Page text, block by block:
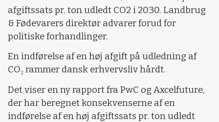
afgiftssats pr. ton udledt CO2 i 2030. Landbrug
& Fødevarers direktør advarer forud for
politiske forhandlinger.
En indførelse af en høj afgift på udledning af
CO₂ rammer dansk erhvervsliv hårdt.
Det viser en ny rapport fra PwC og Axcelfuture,
der har beregnet konsekvenserne af en
indførelse af en høj afgiftssats pr. ton udledt